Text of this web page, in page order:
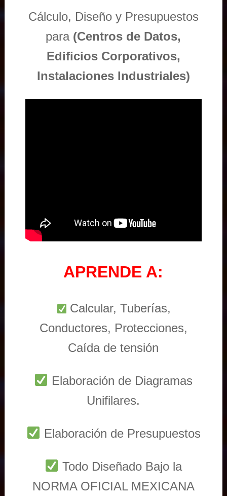
Cálculo, Diseño y Presupuestos
para (Centros de Datos,
Edificios Corporativos,
Instalaciones Industriales)
APRENDE A:
Calcular, Tuberías,
Conductores, Protecciones,
Caída de tensión
Elaboración de Diagramas
Unifilares.
Elaboración de Presupuestos
Todo Diseñado Bajo la
NORMA OFICIAL MEXICANA